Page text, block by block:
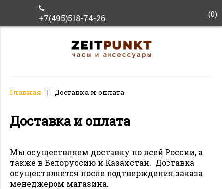
+7(495)518-74-26 (0)
Главная Доставка и оплата
Доставка и оплата
Мы осуществляем доставку по всей России, а
также в Белоруссию и Казахстан. Доставка
осуществляется после подтверждения заказа
менеджером магазина.